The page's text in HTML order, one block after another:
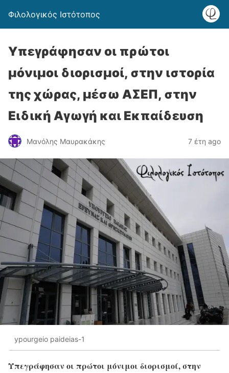
Φιλολογικός Ιστότοπος
Υπεγράφησαν οι πρώτοι
μόνιμοι διορισμοί, στην ιστορία
της χώρας, μέσω ΑΣΕΠ, στην
Ειδική Αγωγή και Εκπαίδευση
Μανόλης Μαυρακάκης 7 έτη ago
ypourgeio paideias-1
Υπεγράφησαν οι πρώτοι μόνιμοι διορισμοί, στην